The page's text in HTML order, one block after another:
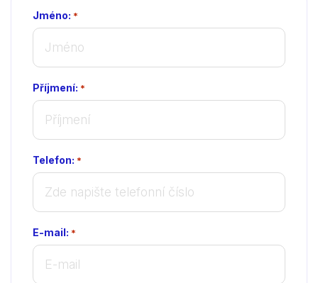
Jméno: *
Příjmení: *
Telefon: *
E-mail: *